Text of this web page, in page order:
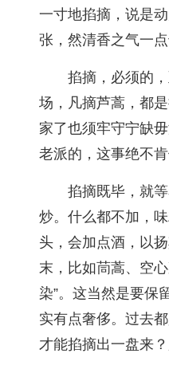
一寸地掐摘，说是
张，然清香之气一
掐摘，必须的
场，凡摘芦蒿，都
家了也须牢守宁缺
老派的，这事绝不肯
掐摘既毕，就
炒。什么都不加，
头，会加点酒，以
末，比如茼蒿、空
染”。这当然是要保
实有点奢侈。过去
才能掐摘出一盘来